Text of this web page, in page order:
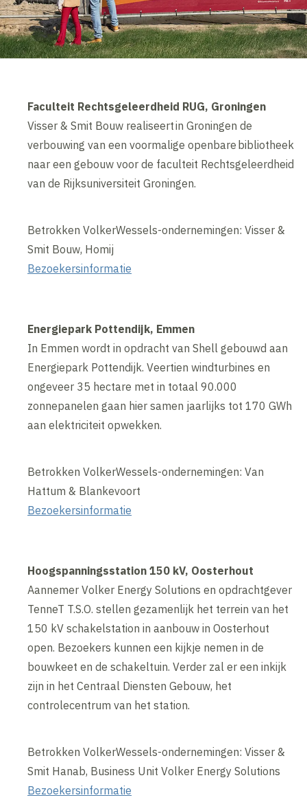
Faculteit Rechtsgeleerdheid RUG, Groningen
Visser & Smit Bouw realiseert in Groningen de
verbouwing van een voormalige openbare bibliotheek
naar een gebouw voor de faculteit Rechtsgeleerdheid
van de Rijksuniversiteit Groningen.
Betrokken VolkerWessels-ondernemingen: Visser &
Smit Bouw, Homij
Bezoekersinformatie
Energiepark Pottendijk, Emmen
In Emmen wordt in opdracht van Shell gebouwd aan
Energiepark Pottendijk. Veertien windturbines en
ongeveer 35 hectare met in totaal 90.000
zonnepanelen gaan hier samen jaarlijks tot 170 GWh
aan elektriciteit opwekken.
Betrokken VolkerWessels-ondernemingen: Van
Hattum & Blankevoort
Bezoekersinformatie
Hoogspanningsstation 150 kV, Oosterhout
Aannemer Volker Energy Solutions en opdrachtgever
TenneT T.S.O. stellen gezamenlijk het terrein van het
150 kV schakelstation in aanbouw in Oosterhout
open. Bezoekers kunnen een kijkje nemen in de
bouwkeet en de schakeltuin. Verder zal er een inkijk
zijn in het Centraal Diensten Gebouw, het
controlecentrum van het station.
Betrokken VolkerWessels-ondernemingen: Visser &
Smit Hanab, Business Unit Volker Energy Solutions
Bezoekersinformatie